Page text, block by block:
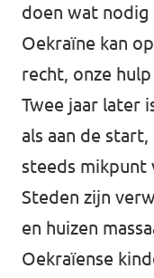
doen wat nodig
Oekraïne kan
recht, onze
Twee jaar later
als aan de
steeds mikpunt
Steden zijn
en huizen
Oekraïense